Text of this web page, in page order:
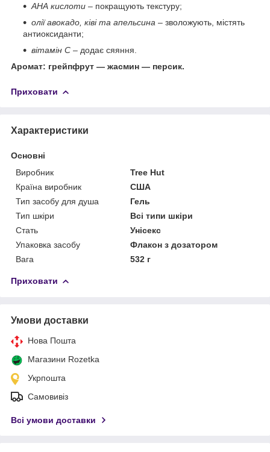
АНА кислоти – покращують текстуру;
олії авокадо, ківі та апельсина – зволожують, містять
антиоксиданти;
вітамін С – додає сяяння.
Аромат: грейпфрут — жасмин — персик.
Приховати
Характеристики
Основні
Виробник
Tree Hut
Країна виробник
США
Тип засобу для душа
Гель
Тип шкіри
Всі типи шкіри
Стать
Унісекс
Упаковка засобу
Флакон з дозатором
Вага
532 г
Приховати
Умови доставки
Нова Пошта
Магазини Rozetka
Укрпошта
Самовивіз
Всі умови доставки